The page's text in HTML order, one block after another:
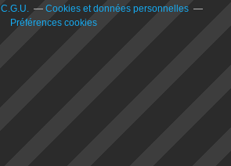
C.G.U.
Cookies et données personnelles
Préférences cookies